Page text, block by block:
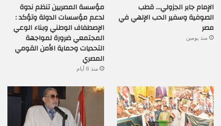
الإمام جابر الجزولي… قطب
الصوفية وسفير الحب الإلهي في
مصر
منذ يومين
مؤسسة المصريين تنظم ندوة
لدعم مؤسسات الدولة وتؤكد :
الإصطفاف الوطني وبناء الوعي
المجتمعي ضرورة لمواجهة
التحديات وحماية الأمن القومي
المصري
منذ 6 أيام